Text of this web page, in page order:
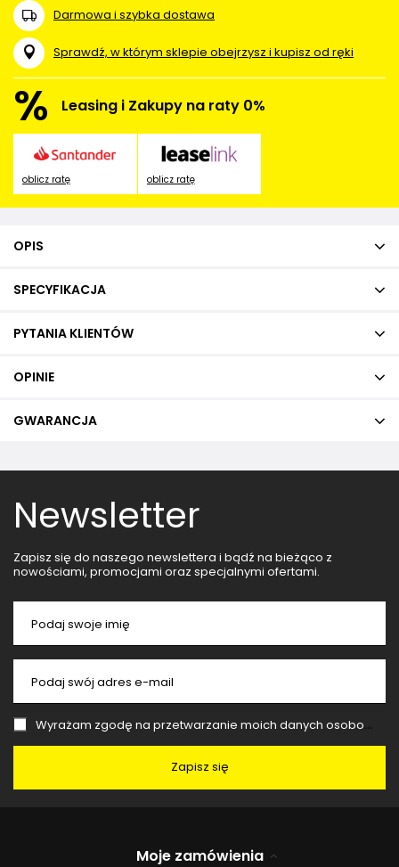
Darmowa i szybka dostawa
Sprawdź, w którym sklepie obejrzysz i kupisz od ręki
% Leasing i Zakupy na raty 0%
oblicz ratę oblicz ratę
OPIS
SPECYFIKACJA
PYTANIA KLIENTÓW
OPINIE
GWARANCJA
Newsletter
Zapisz się do naszego newslettera i bądź na bieżąco z
nowościami, promocjami oraz specjalnymi ofertami.
Podaj swoje imię
Podaj swój adres e-mail
Wyrażam zgodę na przetwarzanie moich danych osobowych (adres e-mail) na potrzeby wysyłki newslettera z informacją handlową (marketing). Więcej w
Zapisz się
Moje zamówienia